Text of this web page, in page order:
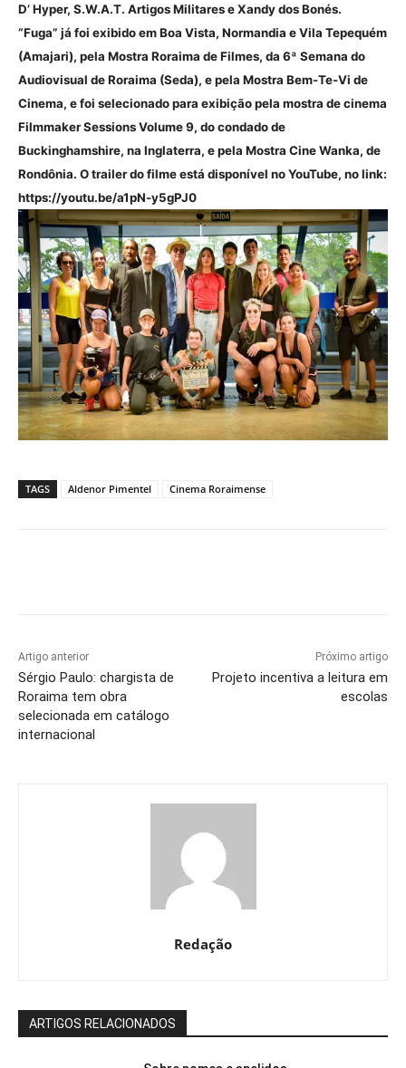
D’ Hyper, S.W.A.T. Artigos Militares e Xandy dos Bonés.
“Fuga” já foi exibido em Boa Vista, Normandia e Vila Tepequém
(Amajari), pela Mostra Roraima de Filmes, da 6ª Semana do
Audiovisual de Roraima (Seda), e pela Mostra Bem-Te-Vi de
Cinema, e foi selecionado para exibição pela mostra de cinema
Filmmaker Sessions Volume 9, do condado de
Buckinghamshire, na Inglaterra, e pela Mostra Cine Wanka, de
Rondônia. O trailer do filme está disponível no YouTube, no link:
https://youtu.be/a1pN-y5gPJ0
TAGS Aldenor Pimentel Cinema Roraimense
Artigo anterior
Sérgio Paulo: chargista de
Roraima tem obra
selecionada em catálogo
internacional
Próximo artigo
Projeto incentiva a leitura em
escolas
Redação
ARTIGOS RELACIONADOS